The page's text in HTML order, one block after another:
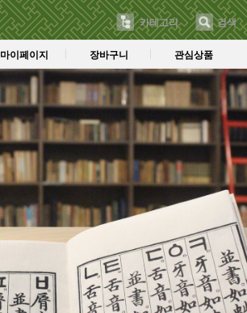
카테고리 검색
마이페이지 장바구니 관심상품